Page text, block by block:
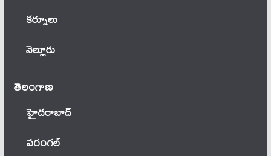
కర్నూలు
నెల్లూరు
తెలంగాణ‌
హైదరాబాద్
వ‌రంగ‌ల్